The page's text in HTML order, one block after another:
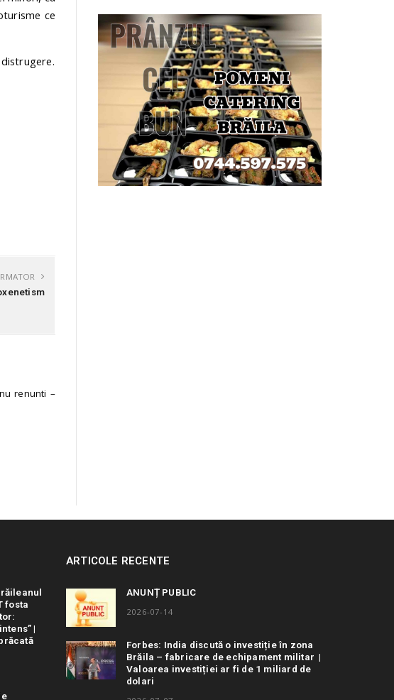
ce
renunti –
fosta
|
ARTICOLE RECENTE
ANUNȚ PUBLIC
2026-07-14
Forbes: India discută o investiție în zona
Brăila – fabricare de echipament militar |
Valoarea investiției ar fi de 1 miliard de
dolari